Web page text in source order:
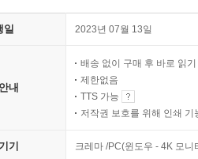
일 2023년 07월 13일
내
배송 없이 구매 후 바로 읽기
제한없음
TTS 가능
저작권 보호를 위해 인쇄 기
기 크레마 /PC(윈도우 - 4K 모